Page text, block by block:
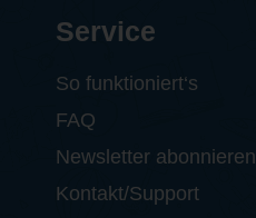
Service
So funktioniert‘s
FAQ
Newsletter abonnieren
Kontakt/Support